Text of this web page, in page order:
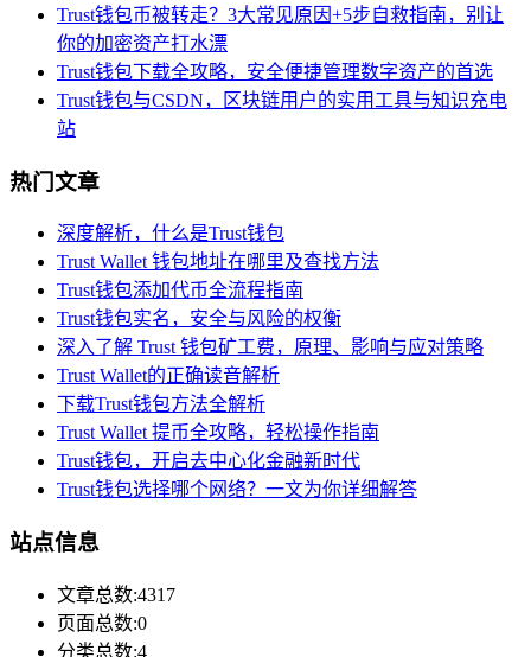
Trust钱包币被转走？3大常见原因+5步自救指南，别让
你的加密资产打水漂
Trust钱包下载全攻略，安全便捷管理数字资产的首选
Trust钱包与CSDN，区块链用户的实用工具与知识充电
站
热门文章
深度解析，什么是Trust钱包
Trust Wallet 钱包地址在哪里及查找方法
Trust钱包添加代币全流程指南
Trust钱包实名，安全与风险的权衡
深入了解 Trust 钱包矿工费，原理、影响与应对策略
Trust Wallet的正确读音解析
下载Trust钱包方法全解析
Trust Wallet 提币全攻略，轻松操作指南
Trust钱包，开启去中心化金融新时代
Trust钱包选择哪个网络？一文为你详细解答
站点信息
文章总数:4317
页面总数:0
分类总数:4